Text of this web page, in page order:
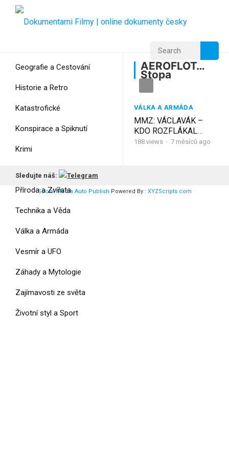
Geografie a Cestování
Historie a Retro
Katastrofické
Konspirace a Spiknutí
Krimi
Příroda a Zvířata
Technika a Věda
Válka a Armáda
Vesmír a UFO
Záhady a Mytologie
Zajímavosti ze světa
Životní styl a Sport
AEROFLOT…Stopa
AEROFLOT…
Stopa
VÁLKA A ARMÁDA
MMZ: VÁCLAVÁK –
KDO ROZFLÁKAL
AEROFLOT??…Stopa
188 views · 7 měsíců ago
Sledujte náš:
Social Media Auto Publish Powered By : XYZScripts.com